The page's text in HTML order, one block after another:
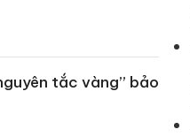
tắc vàng” bảo